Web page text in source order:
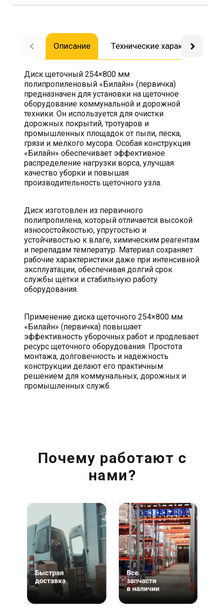
Описание Технические
Диск щеточный 254×800 мм
полипропиленовый «Билайн» (первичка)
предназначен для установки на щеточное
оборудование коммунальной и дорожной
техники. Он используется для очистки
дорожных покрытий, тротуаров и
промышленных площадок от пыли, песка,
грязи и мелкого мусора. Особая конструкция
«Билайн» обеспечивает эффективное
распределение нагрузки ворса, улучшая
качество уборки и повышая
производительность щеточного узла.
Диск изготовлен из первичного
полипропилена, который отличается высокой
износостойкостью, упругостью и
устойчивостью к влаге, химическим реагентам
и перепадам температур. Материал сохраняет
рабочие характеристики даже при интенсивной
эксплуатации, обеспечивая долгий срок
службы щетки и стабильную работу
оборудования.
Применение диска щеточного 254×800 мм
«Билайн» (первичка) повышает
эффективность уборочных работ и продлевает
ресурс щеточного оборудования. Простота
монтажа, долговечность и надёжность
конструкции делают его практичным
решением для коммунальных, дорожных и
промышленных служб.
Почему работают с
нами?